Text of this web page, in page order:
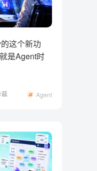
这个新功
是Agent时
兹
Agent